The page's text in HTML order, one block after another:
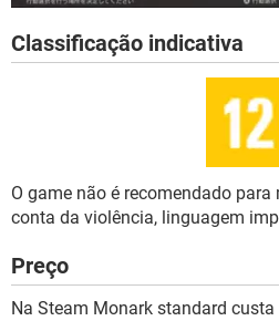
Classificação indicativa
O game não é recomendado
conta da violência, linguagem
Preço
Na Steam Monark standard custa